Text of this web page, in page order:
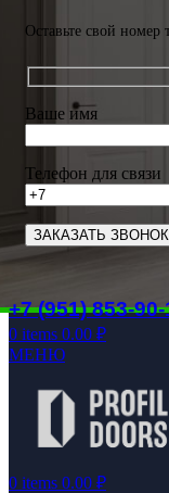
Оставьте свой номер
Ваше имя
Телефон для связи
+7 (951) 853-
0 items 0.00 ₽
МЕНЮ
0 items 0.00 ₽